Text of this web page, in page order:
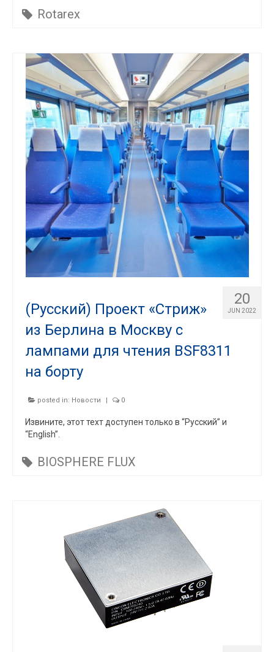
Rotarex
20
JUN 2022
(Русский) Проект «Стриж»
из Берлина в Москву с
лампами для чтения BSF8311
на борту
posted in: Новости | 0
Извините, этот техт доступен только в “Русский” и
“English”.
BIOSPHERE FLUX